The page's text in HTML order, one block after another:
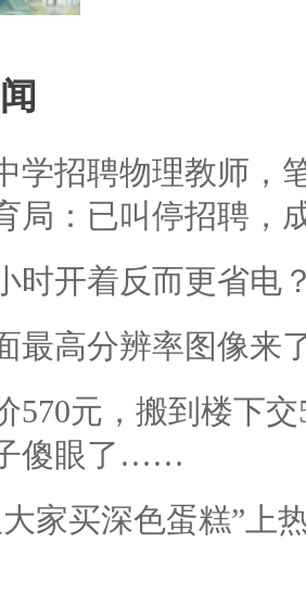
学招聘物理教师，
局：已叫停招聘，
时开着反而更省电
最高分辨率图像来
570元，搬到楼下
傻眼了……
家买深色蛋糕”上